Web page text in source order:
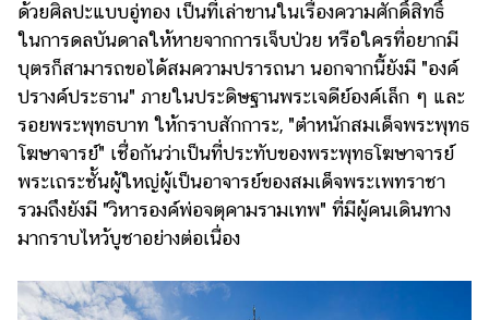
กระปุก
คอร์ส
ออนไลน์
เรียน
เลข
ออนไลน์
ติดต่อ
โฆษณา
แจ้ง
ปัญหา
ด้วยศิลปะแบบอู่ทอง เป็นที่เล่าขานในเรื่องความศักดิ์สิทธิ์
ในการดลบันดาลให้หายจากการเจ็บป่วย หรือใครที่อยากมี
บุตรก็สามารถขอได้สมความปรารถนา นอกจากนี้ยังมี "องค์
ปรางค์ประธาน" ภายในประดิษฐานพระเจดีย์องค์เล็ก ๆ และ
รอยพระพุทธบาท ให้กราบสักการะ, "ตำหนักสมเด็จพระพุทธ
โฆษาจารย์" เชื่อกันว่าเป็นที่ประทับของพระพุทธโฆษาจารย์
พระเถระชั้นผู้ใหญ่ผู้เป็นอาจารย์ของสมเด็จพระเพทราชา
รวมถึงยังมี "วิหารองค์พ่อจตุคามรามเทพ" ที่มีผู้คนเดินทาง
มากราบไหว้บูชาอย่างต่อเนื่อง